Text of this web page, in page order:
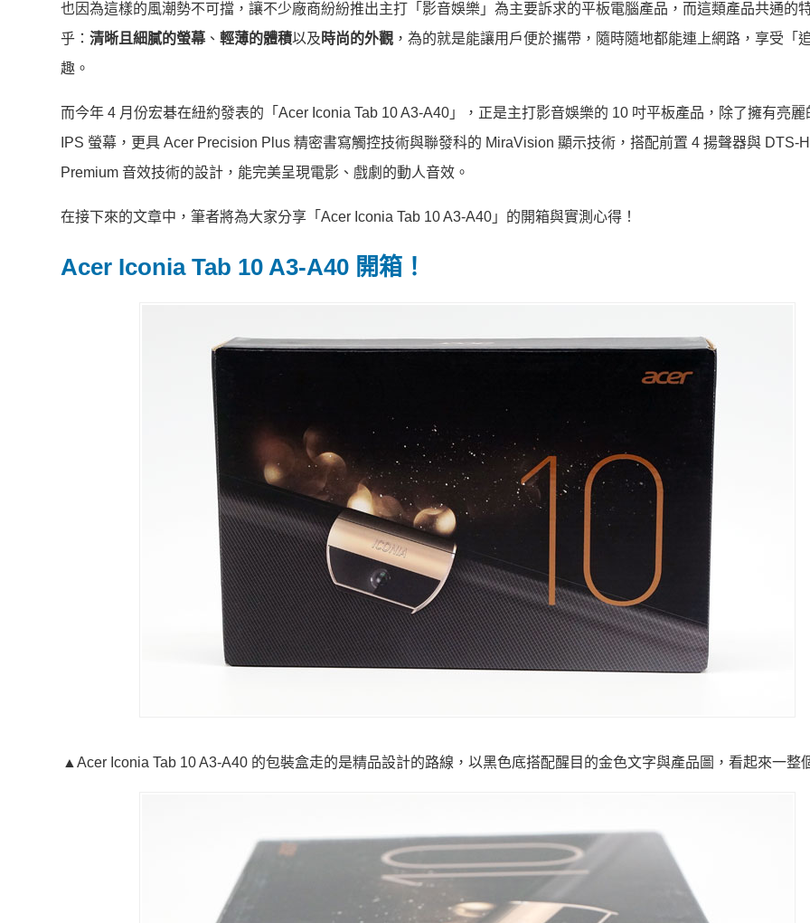
也因為這樣的風潮勢不可擋，讓不少廠商紛紛推出主打「影音娛樂」為主要訴求的平板電腦產品，而這類產品共通的
乎： 清晰且細膩的螢幕、 輕薄的體積以及 時尚的外觀 ，為的就是能讓用戶便於攜帶，隨時隨地都能連上網路，享受「
趣。
而今年 4 月份宏碁在紐約發表的「Acer Iconia Tab 10 A3-A40」，正是主打影音娛樂的 10 吋平板產品，除了擁有亮
IPS 螢幕，更具 Acer Precision Plus 精密書寫觸控技術與聯發科的 MiraVision 顯示技術，搭配前置 4 揚聲器與 DTS-
Premium 音效技術的設計，能完美呈現電影、戲劇的動人音效。
在接下來的文章中，筆者將為大家分享「Acer Iconia Tab 10 A3-A40」的開箱與實測心得！
Acer Iconia Tab 10 A3-A40 開箱！
▲Acer Iconia Tab 10 A3-A40 的包裝盒走的是精品設計的路線，以黑色底搭配醒目的金色文字與產品圖，看起來一整